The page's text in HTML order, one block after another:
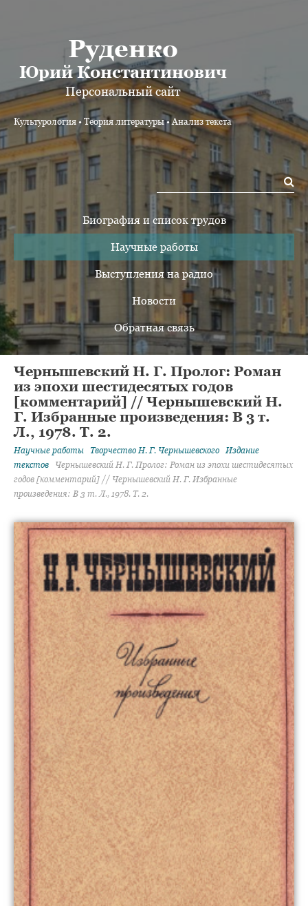
Руденко
Юрий Константинович
Персональный сайт
Культурология • Теория литературы • Анализ текста
Биография и список трудов
Научные работы
Выступления на радио
Новости
Обратная связь
Чернышевский Н. Г. Пролог: Роман
из эпохи шестидесятых годов
[комментарий] // Чернышевский Н.
Г. Избранные произведения: В 3 т.
Л., 1978. Т. 2.
Научные работы Творчество Н. Г. Чернышевского
Издание
текстов Чернышевский Н. Г. Пролог: Роман из эпохи шестидесятых
годов [комментарий] // Чернышевский Н. Г. Избранные
произведения: В 3 т. Л., 1978. Т. 2.